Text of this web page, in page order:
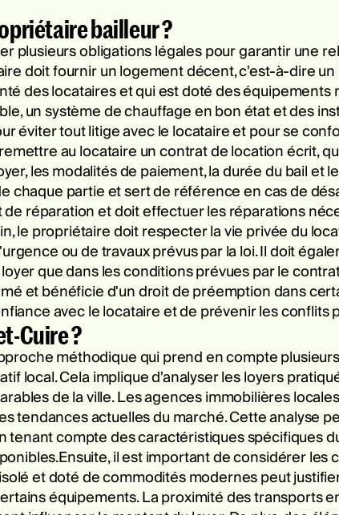
bailleur ?
plusieurs obligations légales pour garantir une
doit fournir un logement décent, c'est-à-dire
des locataires et qui est doté des équipements
un système de chauffage en bon état et des
éviter tout litige avec le locataire et pour se
au locataire un contrat de location écrit,
les modalités de paiement, la durée du bail et
partie et sert de référence en cas de
réparation et doit effectuer les réparations
le propriétaire doit respecter la vie privée du
ou de travaux prévus par la loi. Il doit
que dans les conditions prévues par le
et bénéficie d'un droit de préemption dans
avec le locataire et de prévenir les conflits
Cuire ?
méthodique qui prend en compte
local. Cela implique d'analyser les loyers
de la ville. Les agences immobilières
tendances actuelles du marché. Cette analyse
compte des caractéristiques spécifiques
il est important de considérer les
et doté de commodités modernes peut
équipements. La proximité des transports